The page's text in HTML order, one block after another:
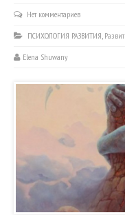
Нет комментариев
ПСИХОЛОГИЯ РАЗВИТИЯ,
Elena Shuwany